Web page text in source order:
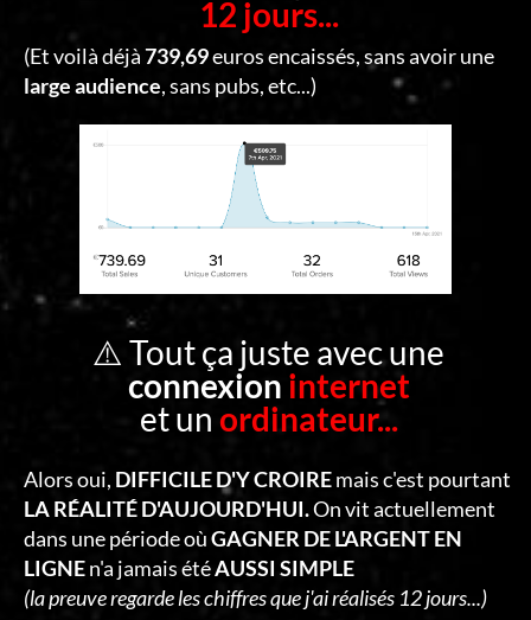
12 jours...
(Et voilà déjà739,69euros encaissés, sans avoir une
large audience, sans pubs, etc...)
⚠️ Tout ça juste avec une
connexion internet
et un ordinateur...
Alors oui, DIFFICILE D'Y CROIREmais c'est pourtant
LA RÉALITÉ D'AUJOURD'HUI.On vit actuellement
dans une période oùGAGNER DE L'ARGENT EN
LIGNEn'a jamais étéAUSSI SIMPLE
(la preuve regarde les chiffres que j'ai réalisés 12 jours...)